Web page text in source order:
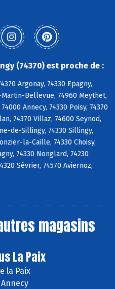
(74370) est proche de :
Argonay, 74330 Epagny,
Bellevue, 74960 Meythet,
Annecy, 74330 Poisy, 74370
74370 Villaz, 74600 Seynod,
de-Sillingy, 74330 Sillingy,
la-Caille, 74330 Choisy,
74330 Nonglard, 74230
Sévrier, 74570 Aviernoz,
magasins
La Paix
la Paix